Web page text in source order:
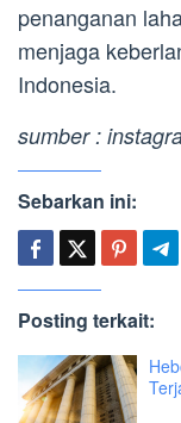
penanganan
menjaga
Indonesia.
sumber :
Sebarkan ini:
Posting terkait: